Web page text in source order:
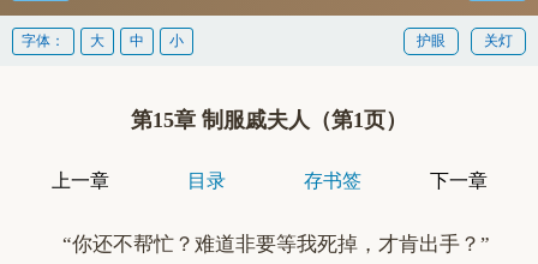
关灯
护眼
字体： 大 中 小
第15章 制服戚夫人（第1页）
上一章 目录 存书签 下一章
“你还不帮忙？难道非要等我死掉，才肯出手？”